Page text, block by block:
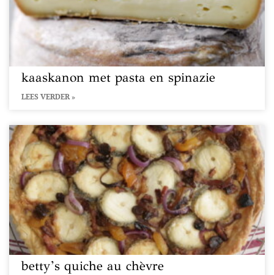
kaaskanon met pasta en spinazie
LEES VERDER »
betty’s quiche au chèvre